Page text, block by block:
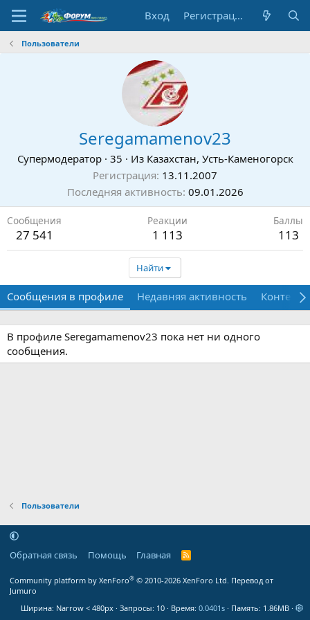
Вход Регистрация
Пользователи
Seregamamenov23
Супермодератор · 35 · Из Казахстан, Усть-Каменогорск
Регистрация 13.11.2007
Последняя активность 09.01.2026
Сообщения
27 541
Реакции
1 113
Баллы
113
Найти
Сообщения в профиле Недавняя активность Контент
В профиле Seregamamenov23 пока нет ни одного
сообщения.
Пользователи
Обратная связь Помощь Главная
R
Community platform by XenForo® © 2010-2026 XenForo Ltd. Перевод от
Jumuro
Ширина
Запросы 10 Время 0.0401s Память 1.86MB